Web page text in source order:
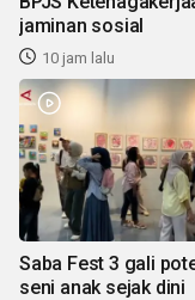
jaminan sosial
10 jam lalu
Saba Fest 3 gali
seni anak sejak dini